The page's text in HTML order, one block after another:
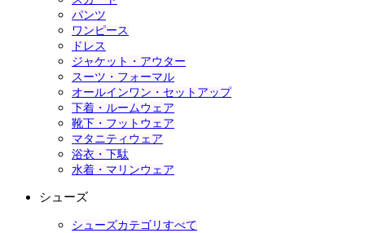
パンツ
ワンピース
ドレス
ジャケット・アウター
スーツ・フォーマル
オールインワン・セットアップ
下着・ルームウェア
靴下・フットウェア
マタニティウェア
浴衣・下駄
水着・マリンウェア
シューズ
シューズカテゴリすべて